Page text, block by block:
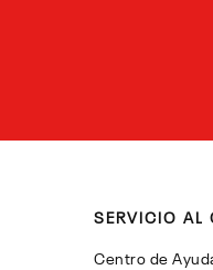
SERVICIO AL
Centro de